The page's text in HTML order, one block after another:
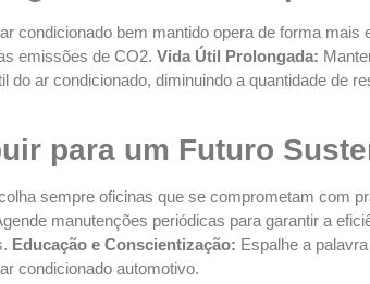
condicionado bem mantido opera de forma mais
emissões de CO2. Vida Útil Prolongada:
do ar condicionado, diminuindo a quantidade de
para um Futuro
sempre oficinas que se comprometam com
manutenções periódicas para garantir a
Educação e Conscientização: Espalhe a
condicionado automotivo.